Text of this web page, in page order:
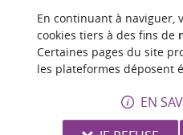
Aulus-les-Bains
Aulus-les-Bains, nichée au cœur
ariégeoises, est une station
En continuant à naviguer,
cookies tiers à des fins de
Certaines pages du site
les plateformes déposent
EN